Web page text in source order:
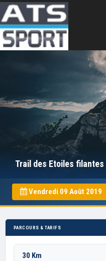
Trail des Etoiles filantes
Vendredi 09 Août 2019
PARCOURS & TARIFS
30 Km